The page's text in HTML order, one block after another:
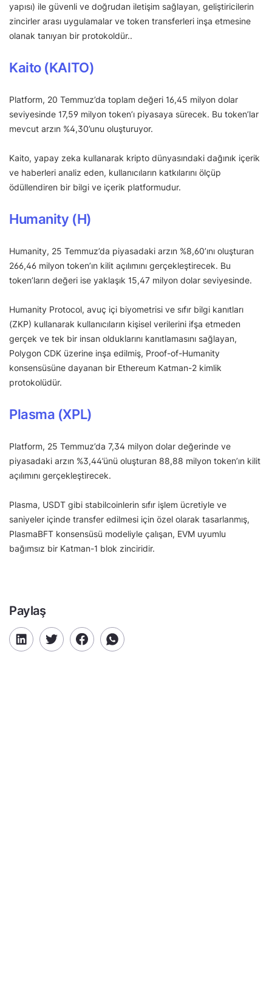
yapısı) ile güvenli ve doğrudan iletişim sağlayan, geliştiricilerin
zincirler arası uygulamalar ve token transferleri inşa etmesine
olanak tanıyan bir protokoldür..
Kaito (KAITO)
Platform, 20 Temmuz’da toplam değeri 16,45 milyon dolar
seviyesinde 17,59 milyon token’ı piyasaya sürecek. Bu token’lar
mevcut arzın %4,30’unu oluşturuyor.
Kaito, yapay zeka kullanarak kripto dünyasındaki dağınık içerik
ve haberleri analiz eden, kullanıcıların katkılarını ölçüp
ödüllendiren bir bilgi ve içerik platformudur.
Humanity (H)
Humanity, 25 Temmuz’da piyasadaki arzın %8,60’ını oluşturan
266,46 milyon token’ın kilit açılımını gerçekleştirecek. Bu
token’ların değeri ise yaklaşık 15,47 milyon dolar seviyesinde.
Humanity Protocol, avuç içi biyometrisi ve sıfır bilgi kanıtları
(ZKP) kullanarak kullanıcıların kişisel verilerini ifşa etmeden
gerçek ve tek bir insan olduklarını kanıtlamasını sağlayan,
Polygon CDK üzerine inşa edilmiş, Proof-of-Humanity
konsensüsüne dayanan bir Ethereum Katman-2 kimlik
protokolüdür.
Plasma (XPL)
Platform, 25 Temmuz’da 7,34 milyon dolar değerinde ve
piyasadaki arzın %3,44’ünü oluşturan 88,88 milyon token’ın kilit
açılımını gerçekleştirecek.
Plasma, USDT gibi stabilcoinlerin sıfır işlem ücretiyle ve
saniyeler içinde transfer edilmesi için özel olarak tasarlanmış,
PlasmaBFT konsensüsü modeliyle çalışan, EVM uyumlu
bağımsız bir Katman-1 blok zinciridir.
Paylaş